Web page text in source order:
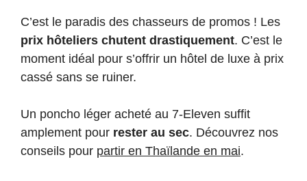
C’est le paradis des chasseurs de promos ! Les
prix hôteliers chutent drastiquement. C’est le
moment idéal pour s’offrir un hôtel de luxe à prix
cassé sans se ruiner.
Un poncho léger acheté au 7-Eleven suffit
amplement pour rester au sec. Découvrez nos
conseils pour partir en Thaïlande en mai.